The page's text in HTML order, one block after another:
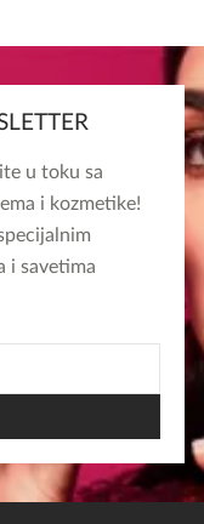
u toku sa
i kozmetike!
i savetima